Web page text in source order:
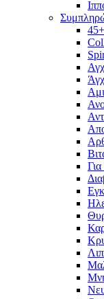
45+